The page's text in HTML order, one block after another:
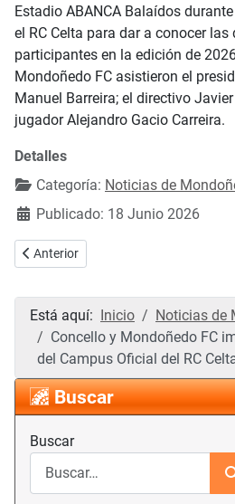
Estadio ABANCA Balaídos
el RC Celta para dar a conocer
participantes en la edición de
Mondoñedo FC asistieron el
Manuel Barreira; el directivo
jugador Alejandro Gacio Carreira.
Detalles
Categoría: Noticias de
Publicado: 18 Junio 2026
Artículo anterior: El curro de Campo
Anterior
Está aquí: Inicio
Noticias de
Concello y Mondoñedo FC
del Campus Oficial del RC
Buscar
Buscar